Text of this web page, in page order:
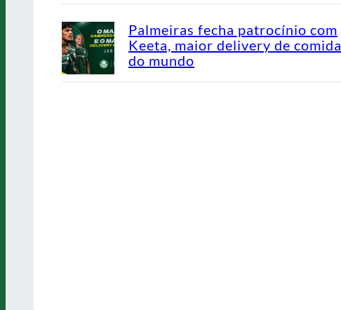
Palmeiras fecha patrocínio com
Keeta, maior delivery de comida
do mundo